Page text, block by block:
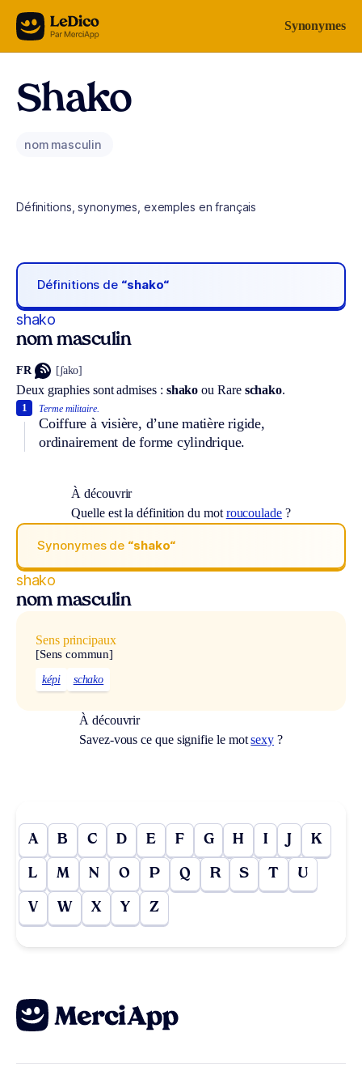
Aller au contenu Synonymes
Shako
nom masculin
Définitions, synonymes, exemples en français
Définitions de “shako“
shako
nom masculin
FR [ʃako]
Deux graphies sont admises : shako ou Rare schako.
Terme militaire.
Coiffure à visière, d’une matière rigide,
ordinairement de forme cylindrique.
1
À découvrir
Quelle est la définition du mot roucoulade?
Synonymes de “shako“
shako
nom masculin
Sens principaux
[Sens commun]
képi schako
À découvrir
Savez-vous ce que signifie le motsexy ?
A B C D E F G H I J K
L M N O P Q R S T U
V W X Y Z